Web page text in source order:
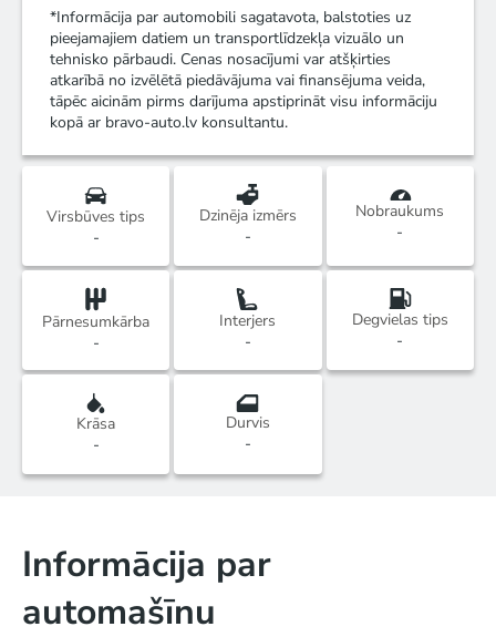
*Informācija par automobili sagatavota, balstoties uz
pieejamajiem datiem un transportlīdzekļa vizuālo un
tehnisko pārbaudi. Cenas nosacījumi var atšķirties
atkarībā no izvēlētā piedāvājuma vai finansējuma veida,
tāpēc aicinām pirms darījuma apstiprināt visu informāciju
kopā ar bravo-auto.lv konsultantu.
Virsbūves tips
-
Dzinēja izmērs
-
Nobraukums
-
Pārnesumkārba
-
Interjers
-
Degvielas tips
-
Krāsa
-
Durvis
-
Informācija par
automašīnu